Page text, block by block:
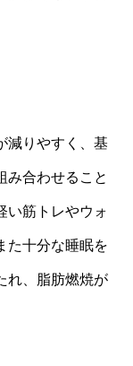
減りやすく、基
み合わせること
い筋トレやウォ
た十分な睡眠を
れ、脂肪燃焼が